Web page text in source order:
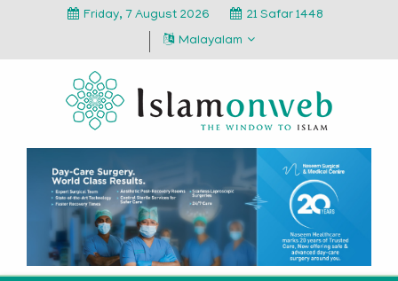
Friday, 7 August 2026
21 Safar 1448
Malayalam